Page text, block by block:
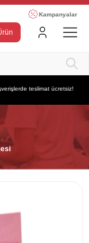
Kampanyalar
teslimat ücretsiz!